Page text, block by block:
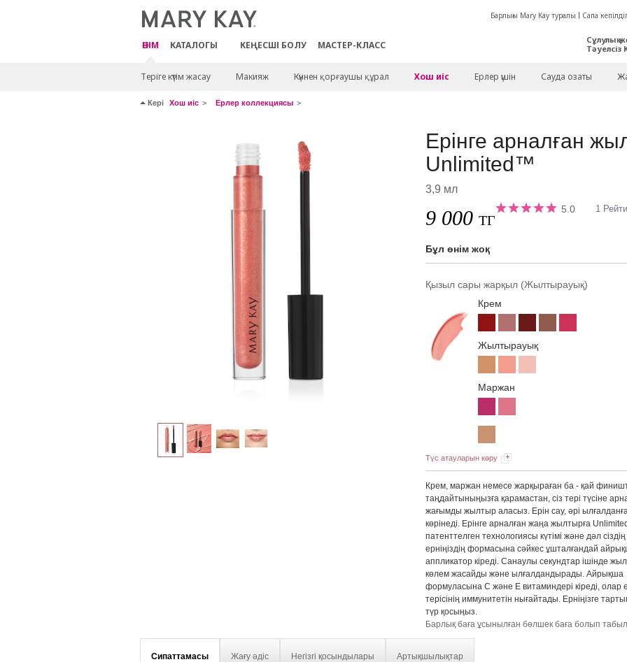
ӨНІМ КАТАЛОГЫ КЕҢЕСШІ БОЛУ МАСТЕР-КЛАСС
Барлығы Mary Kay туралы Сапа
Сұлулық
Тәуелсіз
Теріге күтім жасау Макияж Күннен қорғаушы құрал Хош иіс Ерлер үшін Сауда озаты
Кері Хош иіс Ерлер коллекциясы
Ерінге арналған
Unlimited™
3,9 мл
9 000ТГ
5.0 1
Бұл өнім жоқ
Қызыл сары жарқыл (Жылтырауық)
Крем
Жылтырауық
Маржан
Түс атауларын көру
Крем, маржан немесе жарқыраған ба - қай
таңдайтыныңызға қарамастан, сіз тері түсіне
жағымды жылтыр аласыз. Ерін сау, әрі
көрінеді. Ерінге арналған жаңа жылтырға Unlimited
патенттелген технологиясы күтімі және дәл сіздің
ерніңіздің формасына сәйкес ұшталғандай
аппликатор кіреді. Санаулы секундтар ішінде
көлем жасайды және ылғалдандырады. Айрықша
формуласына С және Е витаминдері кіреді, олар
терісінің иммунитетін нығайтады. Ерніңізге
түр қосыңыз.
Барлық баға ұсынылған бөлшек баға болып
Сипаттамасы Жағу әдіс Негізгі қосындылары Артықшылықтар